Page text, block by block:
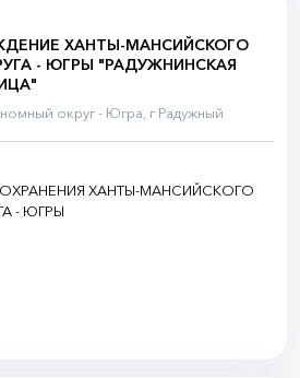
ХАНТЫ-МАНСИЙСКОГО
- ЮГРЫ "РАДУЖНИНСКАЯ
округ - Югра, г Радужный
ХАНТЫ-МАНСИЙСКОГО
- ЮГРЫ